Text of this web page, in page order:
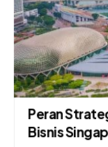
Peran
Bisnis